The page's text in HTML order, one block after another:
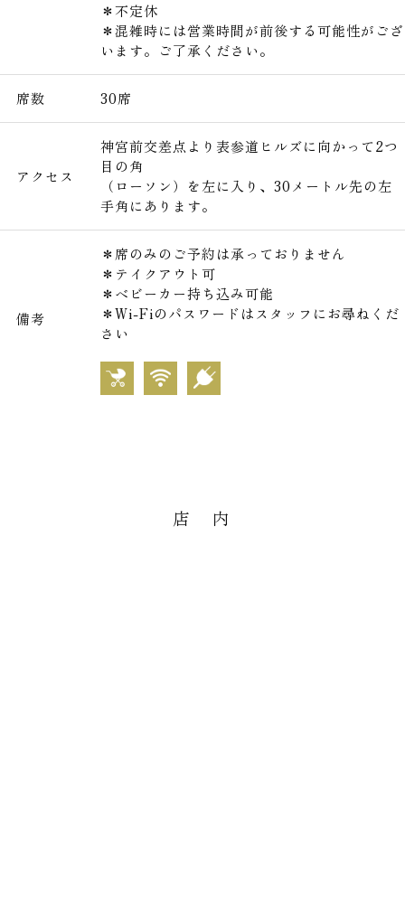
＊不定休
＊混雑時には営業時間が前後する可能性がござ
います。ご了承ください。
席数 30席
アクセス
神宮前交差点より表参道ヒルズに向かって2つ
目の角
（ローソン）を左に入り、30メートル先の左
手角にあります。
備考
＊席のみのご予約は承っておりません
＊テイクアウト可
＊ベビーカー持ち込み可能
＊Wi-Fiのパスワードはスタッフにお尋ねくだ
さい
店 内